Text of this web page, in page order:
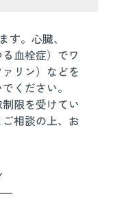
す。心臓、
血栓症）でワ
リン）などを
ください。
限を受けてい
相談の上、お